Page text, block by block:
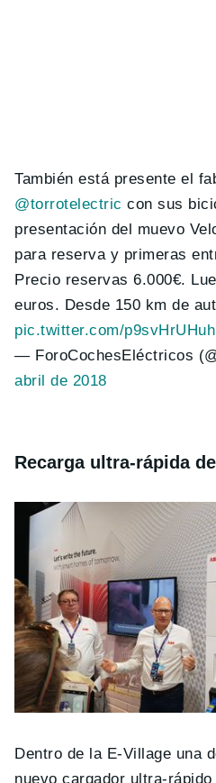
También está presente el
@torrotelectric con sus
presentación del muevo
para reserva y primeras
Precio reservas 6.000€.
euros. Desde 150 km de
pic.twitter.com/p9svHrUHuh
— ForoCochesEléctricos
abril de 2018
Recarga ultra-rápida
Dentro de la E-Village una
nuevo cargador ultra-